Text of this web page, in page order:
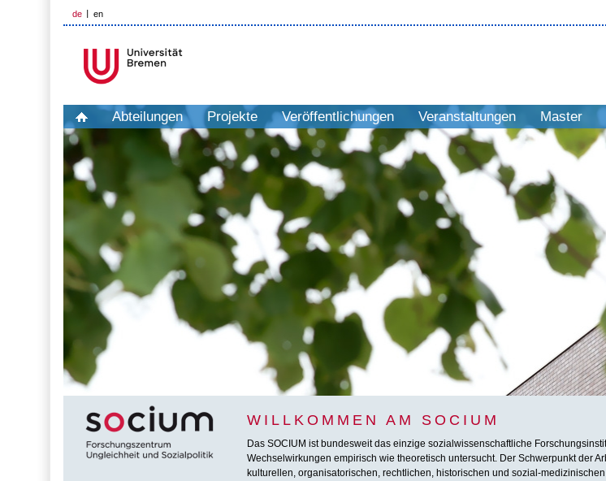
de en
Abteilungen Projekte Veröffentlichungen Veranstaltungen Master
WILLKOMMEN AM SOCIUM
Das SOCIUM ist bundesweit das einzige sozialwissenschaftliche
Wechselwirkungen empirisch wie theoretisch untersucht. Der Schwerpunkt der
kulturellen, organisatorischen, rechtlichen, historischen und sozial-